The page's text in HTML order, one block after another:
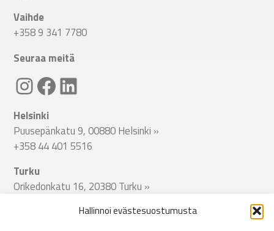
Hallinnoi evästesuostumusta
Vaihde
+358 9 341 7780
Seuraa meitä
Linkki Spitecin Instagramiin Linkki Spitecin Facebookkiin LinkedIn
Helsinki
Puusepänkatu 9, 00880 Helsinki »
+358 44 401 5516
Turku
Orikedonkatu 16, 20380 Turku »